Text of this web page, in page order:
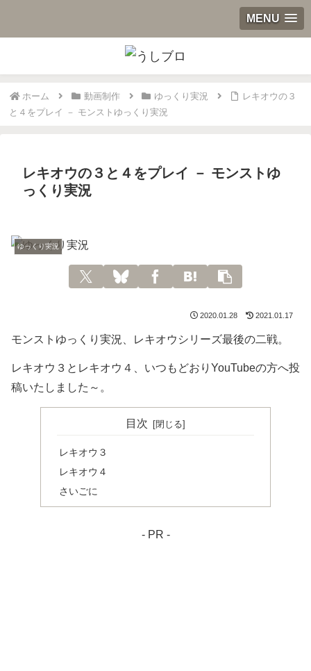
MENU
ホーム 動画制作 ゆっくり実況
レキオウの３
と４をプレイ － モンストゆっくり実況
レキオウの３と４をプレイ － モンストゆ
っくり実況
ゆっくり実況
2020.01.28 2021.01.17
モンストゆっくり実況、レキオウシリーズ最後の二戦。
レキオウ３とレキオウ４、いつもどおりYouTubeの方へ投
稿いたしました～。
目次
レキオウ３
レキオウ４
さいごに
- PR -